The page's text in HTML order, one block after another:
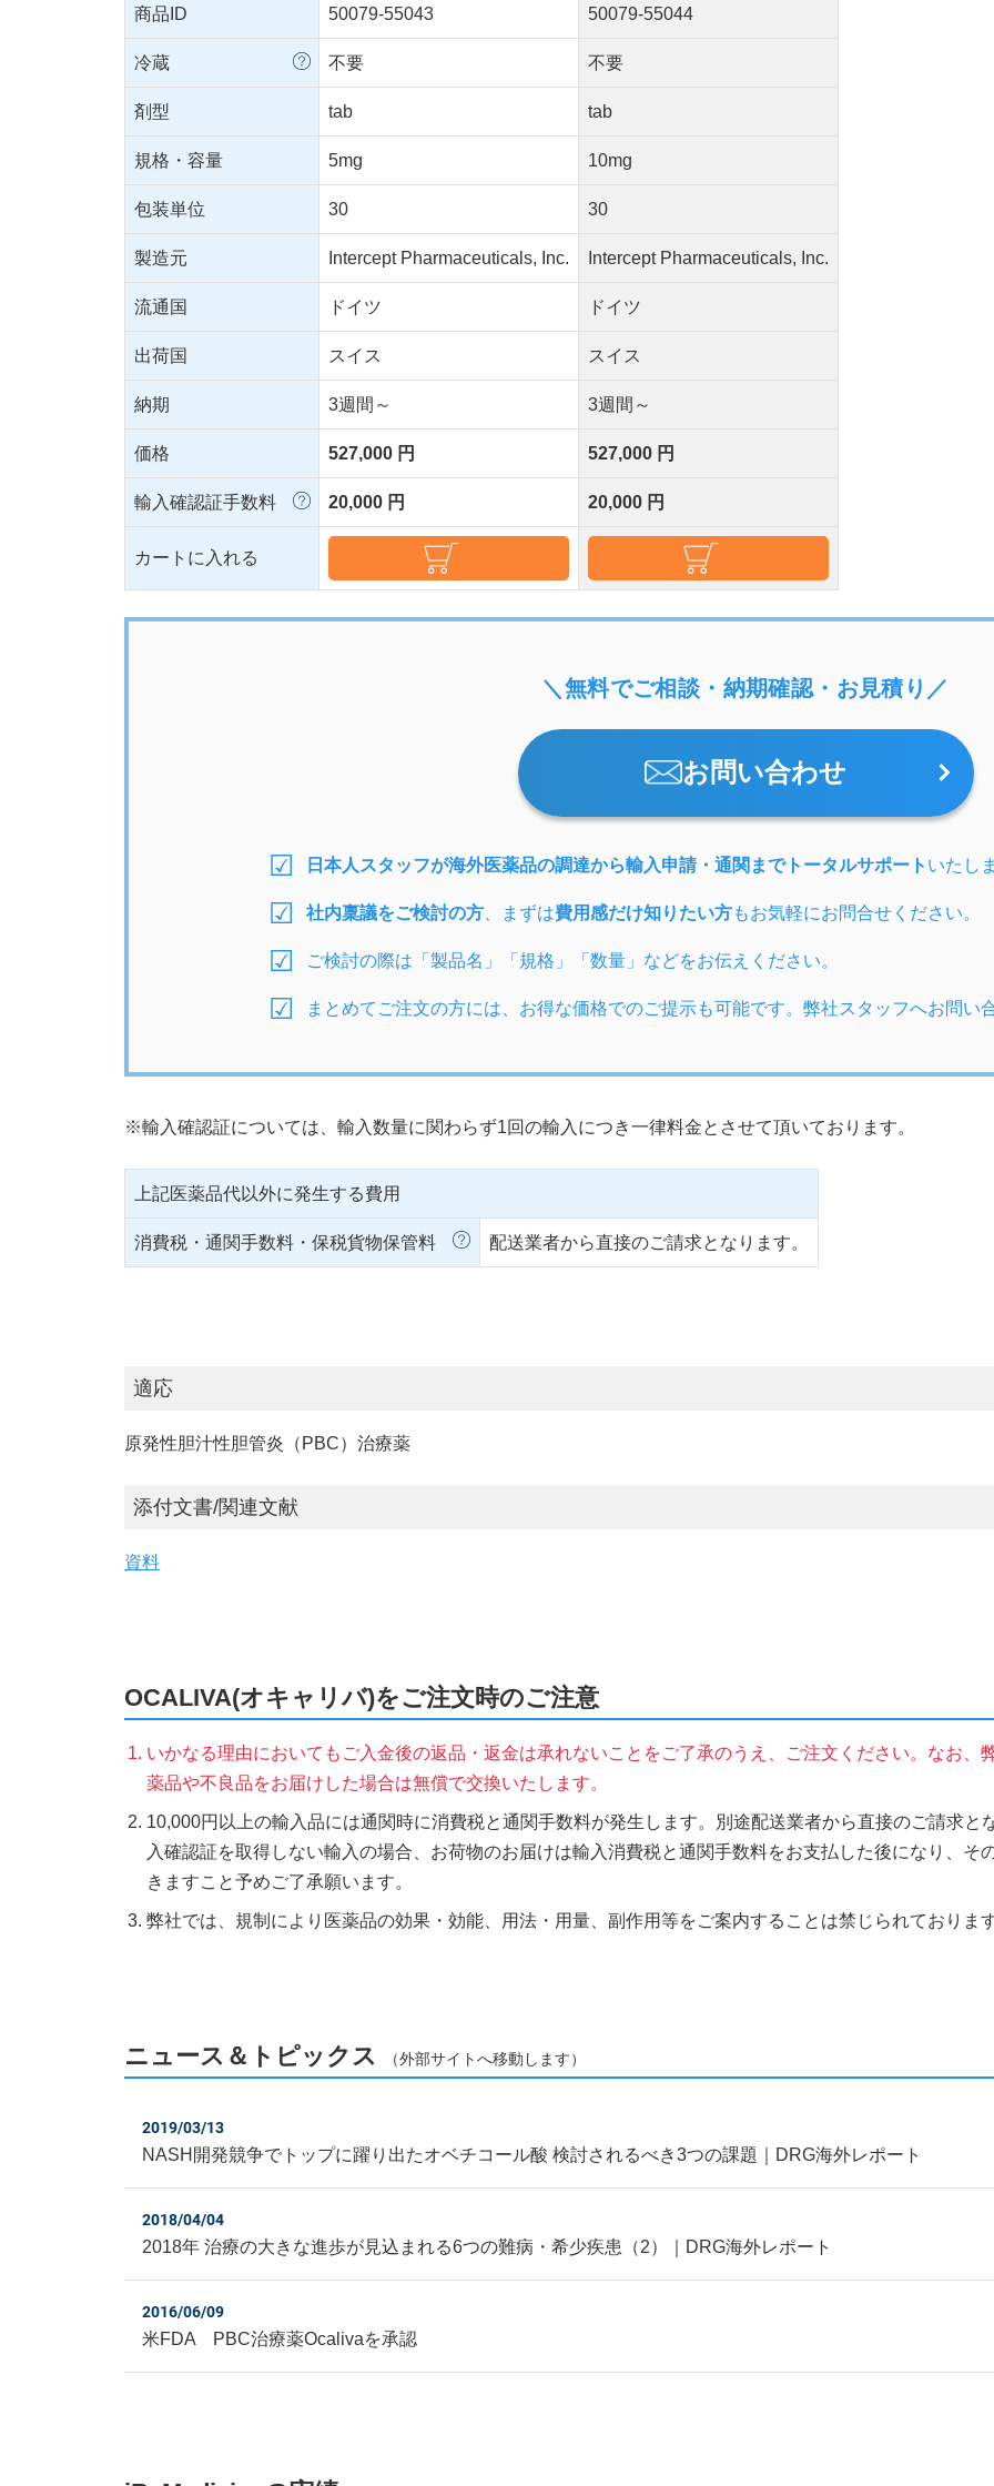
商品ID 50079-55043 50079-55044
冷蔵 不要 不要
剤型 tab tab
規格・容量 5mg 10mg
包装単位 30 30
製造元 Intercept Pharmaceuticals, Inc. Intercept Pharmaceuticals, Inc.
流通国 ドイツ ドイツ
出荷国 スイス スイス
納期 3週間～ 3週間～
価格 527,000 円 527,000 円
輸入確認証手数料 20,000 円 20,000 円
カートに入れる
＼無料でご相談・納期確認・お見積り／
お問い合わせ
日本人スタッフが海外医薬品の調達から輸入申請・通関までトータルサポート いたし
社内稟議をご検討の方 、まずは費用感だけ知りたい方もお気軽にお問合せください。
ご検討の際は「製品名」「規格」「数量」などをお伝えください。
まとめてご注文の方には、お得な価格でのご提示も可能です。弊社スタッフへお問い
※輸入確認証については、輸入数量に関わらず1回の輸入につき一律料金とさせて頂いております。
上記医薬品代以外に発生する費用
消費税・通関手数料・保税貨物保管料 配送業者から直接のご請求となります。
適応
原発性胆汁性胆管炎（PBC）治療薬
添付文書/関連文献
資料
OCALIVA(オキャリバ)をご注文時のご注意
いかなる理由においてもご入金後の返品・返金は承れないことをご了承のうえ、ご注文ください。なお、
薬品や不良品をお届けした場合は無償で交換いたします。
10,000円以上の輸入品には通関時に消費税と通関手数料が発生します。別途配送業者から直接のご請求
入確認証を取得しない輸入の場合、お荷物のお届けは輸入消費税と通関手数料をお支払した後になり、そ
きますこと予めご了承願います。
弊社では、規制により医薬品の効果・効能、用法・用量、副作用等をご案内することは禁じられておりま
ニュース＆トピックス （外部サイトへ移動します）
2019/03/13
NASH開発競争でトップに躍り出たオベチコール酸 検討されるべき3つの課題｜DRG海外レポート
2018/04/04
2018年 治療の大きな進歩が見込まれる6つの難病・希少疾患（2）｜DRG海外レポート
2016/06/09
米FDA PBC治療薬Ocalivaを承認